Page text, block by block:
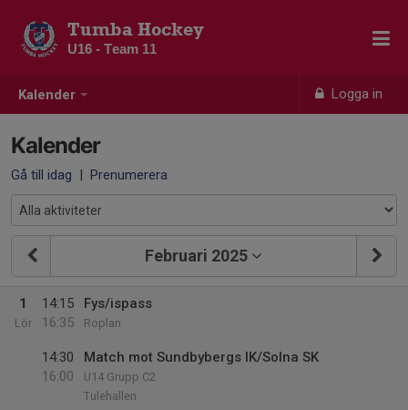
Kalender Logga in
Tumba Hockey
U16 - Team 11
Kalender
Gå till idag | Prenumerera
Februari 2025
1
Lör
14:15
16:35
Fys/ispass
Roplan
14:30
16:00
Match mot Sundbybergs IK/Solna SK
U14 Grupp C2
Tulehallen